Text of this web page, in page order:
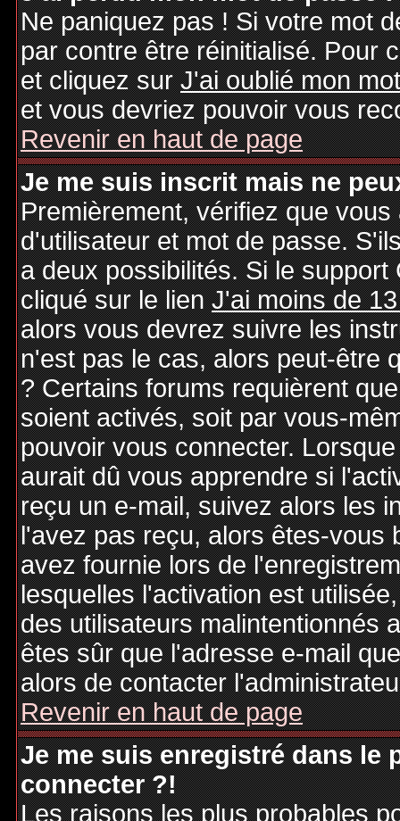
Ne paniquez pas ! Si votre mot
par contre être réinitialisé. Pour
et cliquez surJ'ai oublié mon
et vous devriez pouvoir vous
Revenir en haut de page
Je me suis inscrit mais ne
Premièrement, vérifiez que
d'utilisateur et mot de passe.
a deux possibilités. Si le
cliqué sur le lienJ'ai moins de
alors vous devrez suivre les
n'est pas le cas, alors peut-être
? Certains forums requièrent
soient activés, soit par vous-
pouvoir vous connecter.
aurait dû vous apprendre si
reçu un e-mail, suivez alors les
l'avez pas reçu, alors êtes-vous
avez fournie lors de
lesquelles l'activation est
des utilisateurs malintentionnés
êtes sûr que l'adresse e-mail
alors de contacter
Revenir en haut de page
Je me suis enregistré dans le
connecter ?!
Les raisons les plus probables